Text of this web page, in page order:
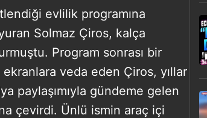
evlilik programına
Solmaz Çiros, kalça
Program sonrası bir
veda eden Çiros, yıllar
paylaşımıyla gündeme gelen
çevirdi. Ünlü ismin araç içi